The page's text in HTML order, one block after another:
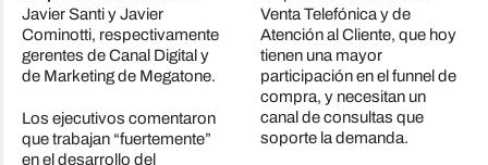
Javier Santi y Javier
Cominotti, respectivamente
gerentes de Canal Digital y
de Marketing de Megatone.
Los ejecutivos comentaron
que trabajan “fuertemente”
en el desarrollo del
Venta Telefónica y de
Atención al Cliente, que hoy
tienen una mayor
participación en el funnel de
compra, y necesitan un
canal de consultas que
soporte la demanda.